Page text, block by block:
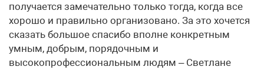
получается замечательно только тогда, когда все
хорошо и правильно организовано. За это хочется
сказать большое спасибо вполне конкретным
умным, добрым, порядочным и
высокопрофессиональным людям – Светлане